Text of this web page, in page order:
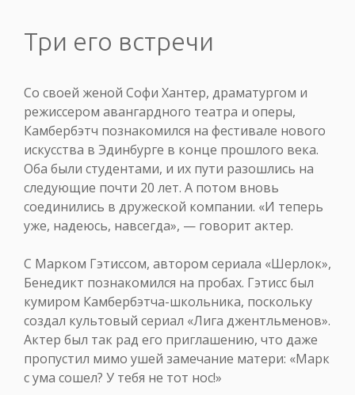
Три его встречи
Со своей женой Софи Хантер, драматургом и
режиссером авангардного театра и оперы,
Камбербэтч познакомился на фестивале нового
искусства в Эдинбурге в конце прошлого века.
Оба были студентами, и их пути разошлись на
следующие почти 20 лет. А потом вновь
соединились в дружеской компании. «И теперь
уже, надеюсь, навсегда», — говорит актер.
С Марком Гэтиссом, автором сериала «Шерлок»,
Бенедикт познакомился на пробах. Гэтисс был
кумиром Камбербэтча-школьника, поскольку
создал культовый сериал «Лига джентльменов».
Актер был так рад его приглашению, что даже
пропустил мимо ушей замечание матери: «Марк
с ума сошел? У тебя не тот нос!»